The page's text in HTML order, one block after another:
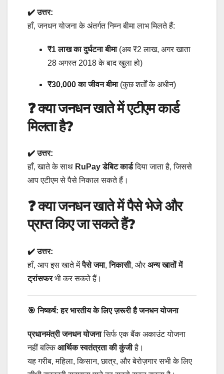
✔️ उत्तर:
हाँ, जनधन योजना के अंतर्गत निम्न बीमा लाभ मिलते हैं:
₹1 लाख का दुर्घटना बीमा(अब ₹2 लाख, अगर खाता
28 अगस्त 2018 के बाद खुला हो)
₹30,000 का जीवन बीमा(कुछ शर्तों के अधीन)
❓क्या जनधन खाते में एटीएम कार्ड
मिलता है?
✔️ उत्तर:
हाँ, खाते के साथ RuPay डेबिट कार्डदिया जाता है, जिससे
आप एटीएम से पैसे निकाल सकते हैं।
❓क्या जनधन खाते में पैसे भेजे और
प्राप्त किए जा सकते हैं?
✔️ उत्तर:
हाँ, आप इस खाते मेंपैसे जमा,निकासी, और अन्य खातों में
ट्रांसफरभी कर सकते हैं।
🎯 निष्कर्ष: हर भारतीय के लिए ज़रूरी है जनधन योजना
प्रधानमंत्री जनधन योजनासिर्फ एक बैंक अकाउंट योजना
नहीं बल्किआर्थिक स्वतंत्रता की कुंजीहै।
यह गरीब, महिला, किसान, छात्र, और बेरोज़गार सभी के लिए